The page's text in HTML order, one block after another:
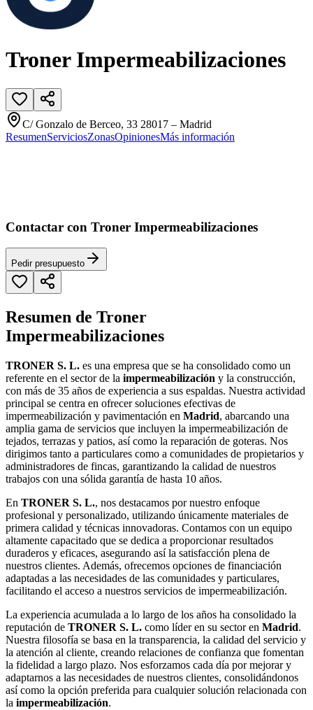
Troner Impermeabilizaciones
C/ Gonzalo de Berceo, 33 28017 – Madrid
ResumenServiciosZonasOpinionesMás información
Contactar con Troner Impermeabilizaciones
Pedir presupuesto
Resumen de Troner
Impermeabilizaciones
TRONER S. L. es una empresa que se ha consolidado como un
referente en el sector de la impermeabilización y la construcción,
con más de 35 años de experiencia a sus espaldas. Nuestra actividad
principal se centra en ofrecer soluciones efectivas de
impermeabilización y pavimentación en Madrid, abarcando una
amplia gama de servicios que incluyen la impermeabilización de
tejados, terrazas y patios, así como la reparación de goteras. Nos
dirigimos tanto a particulares como a comunidades de propietarios y
administradores de fincas, garantizando la calidad de nuestros
trabajos con una sólida garantía de hasta 10 años.
En TRONER S. L., nos destacamos por nuestro enfoque
profesional y personalizado, utilizando únicamente materiales de
primera calidad y técnicas innovadoras. Contamos con un equipo
altamente capacitado que se dedica a proporcionar resultados
duraderos y eficaces, asegurando así la satisfacción plena de
nuestros clientes. Además, ofrecemos opciones de financiación
adaptadas a las necesidades de las comunidades y particulares,
facilitando el acceso a nuestros servicios de impermeabilización.
La experiencia acumulada a lo largo de los años ha consolidado la
reputación de TRONER S. L. como líder en su sector en Madrid.
Nuestra filosofía se basa en la transparencia, la calidad del servicio y
la atención al cliente, creando relaciones de confianza que fomentan
la fidelidad a largo plazo. Nos esforzamos cada día por mejorar y
adaptarnos a las necesidades de nuestros clientes, consolidándonos
así como la opción preferida para cualquier solución relacionada con
la impermeabilización.